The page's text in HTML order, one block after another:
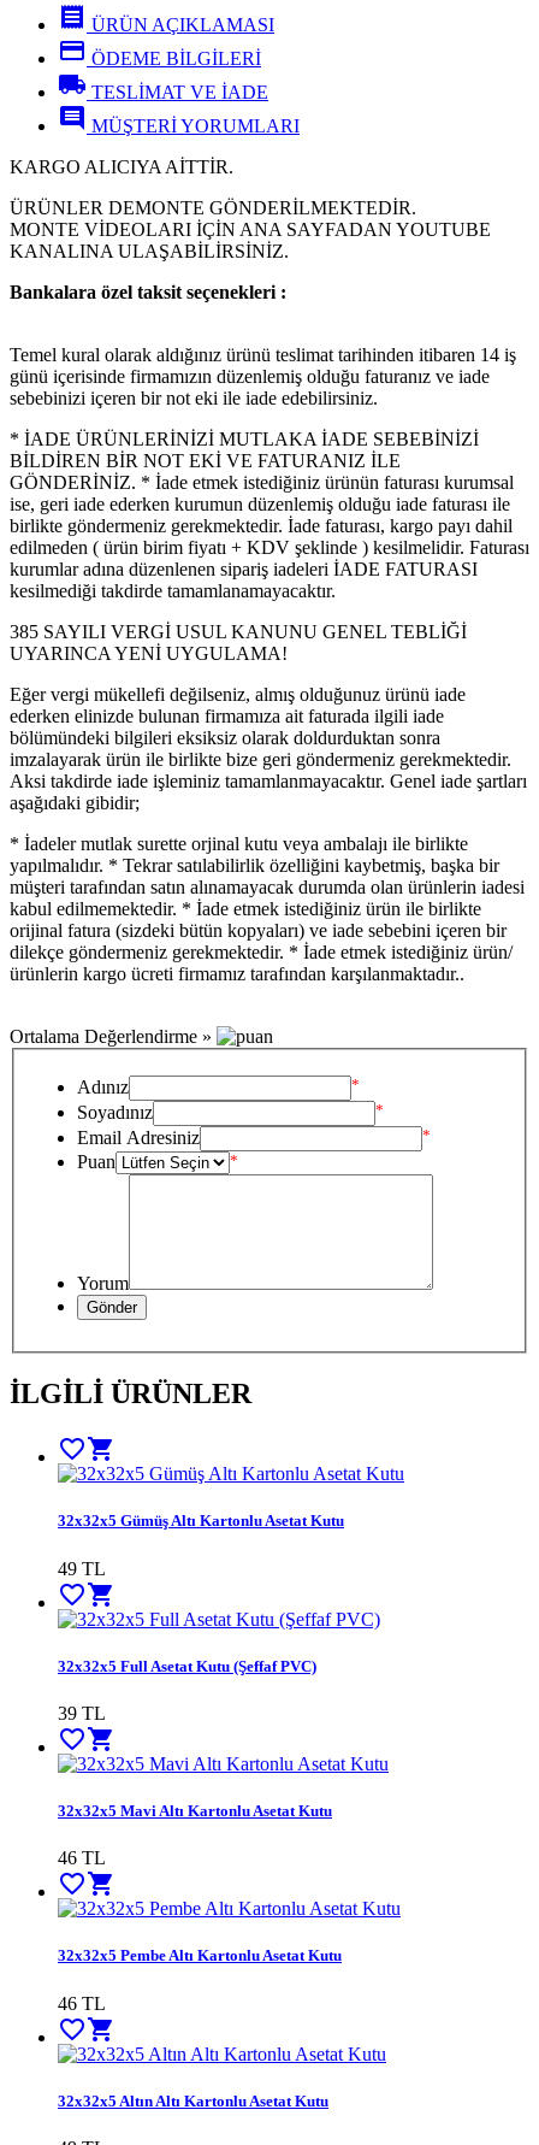
receipt ÜRÜN AÇIKLAMASI
credit_card ÖDEME BİLGİLERİ
local_shipping TESLİMAT VE İADE
comment MÜŞTERİ YORUMLARI
KARGO ALICIYA AİTTİR.
ÜRÜNLER DEMONTE GÖNDERİLMEKTEDİR.
MONTE VİDEOLARI İÇİN ANA SAYFADAN YOUTUBE
KANALINA ULAŞABİLİRSİNİZ.
Bankalara özel taksit seçenekleri :
Temel kural olarak aldığınız ürünü teslimat tarihinden itibaren 14 iş
günü içerisinde firmamızın düzenlemiş olduğu faturanız ve iade
sebebinizi içeren bir not eki ile iade edebilirsiniz.
* İADE ÜRÜNLERİNİZİ MUTLAKA İADE SEBEBİNİZİ
BİLDİREN BİR NOT EKİ VE FATURANIZ İLE
GÖNDERİNİZ. * İade etmek istediğiniz ürünün faturası kurumsal
ise, geri iade ederken kurumun düzenlemiş olduğu iade faturası ile
birlikte göndermeniz gerekmektedir. İade faturası, kargo payı dahil
edilmeden ( ürün birim fiyatı + KDV şeklinde ) kesilmelidir. Faturası
kurumlar adına düzenlenen sipariş iadeleri İADE FATURASI
kesilmediği takdirde tamamlanamayacaktır.
385 SAYILI VERGİ USUL KANUNU GENEL TEBLİĞİ
UYARINCA YENİ UYGULAMA!
Eğer vergi mükellefi değilseniz, almış olduğunuz ürünü iade
ederken elinizde bulunan firmamıza ait faturada ilgili iade
bölümündeki bilgileri eksiksiz olarak doldurduktan sonra
imzalayarak ürün ile birlikte bize geri göndermeniz gerekmektedir.
Aksi takdirde iade işleminiz tamamlanmayacaktır. Genel iade şartları
aşağıdaki gibidir;
* İadeler mutlak surette orjinal kutu veya ambalajı ile birlikte
yapılmalıdır. * Tekrar satılabilirlik özelliğini kaybetmiş, başka bir
müşteri tarafından satın alınamayacak durumda olan ürünlerin iadesi
kabul edilmemektedir. * İade etmek istediğiniz ürün ile birlikte
orijinal fatura (sizdeki bütün kopyaları) ve iade sebebini içeren bir
dilekçe göndermeniz gerekmektedir. * İade etmek istediğiniz ürün/
ürünlerin kargo ücreti firmamız tarafından karşılanmaktadır..
Ortalama Değerlendirme »
Adınız *
Soyadınız *
Email Adresiniz *
Puan *
Yorum
İLGİLİ ÜRÜNLER
favorite_bordershopping_cart
32x32x5 Gümüş Altı Kartonlu Asetat Kutu
49 TL
favorite_bordershopping_cart
32x32x5 Full Asetat Kutu (Şeffaf PVC)
39 TL
favorite_bordershopping_cart
32x32x5 Mavi Altı Kartonlu Asetat Kutu
46 TL
favorite_bordershopping_cart
32x32x5 Pembe Altı Kartonlu Asetat Kutu
46 TL
favorite_bordershopping_cart
32x32x5 Altın Altı Kartonlu Asetat Kutu